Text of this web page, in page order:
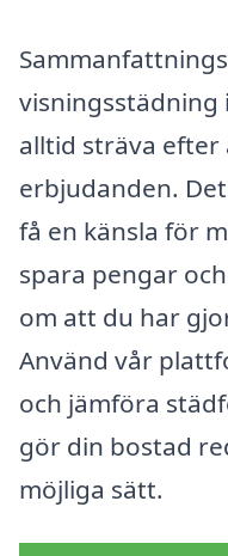
visningsstädning
alltid sträva
erbjudanden.
få en känsla för
spara pengar
om att du har
Använd vår
och jämföra
gör din bostad
möjliga sätt.